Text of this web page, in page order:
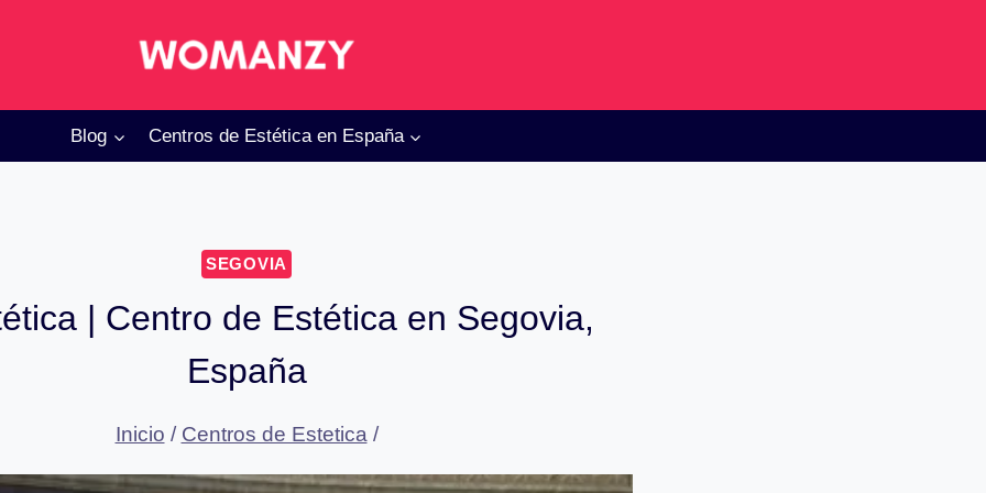
Blog Centros de Estética en España
SEGOVIA
| Centro de Estética en Segovia,
España
Inicio / Centros de Estetica /